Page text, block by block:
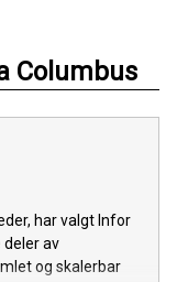
Columbus
har valgt Infor
av
og skalerbar